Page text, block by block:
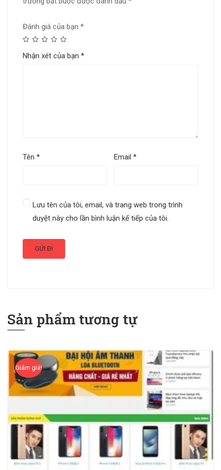
Đánh giá của bạn *
Nhận xét của bạn *
Tên * Email*
Lưu tên của tôi, email, và trang web trong trình
duyệt này cho lần bình luận kế tiếp của tôi.
Sản phẩm tương tự
Giảm giá!